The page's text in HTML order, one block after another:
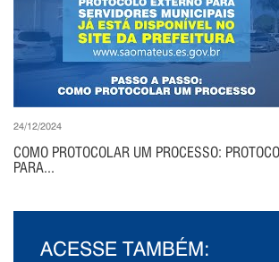
24/12/2024
COMO PROTOCOLAR UM PROCESSO:
PARA...
ACESSE TAMBÉM: